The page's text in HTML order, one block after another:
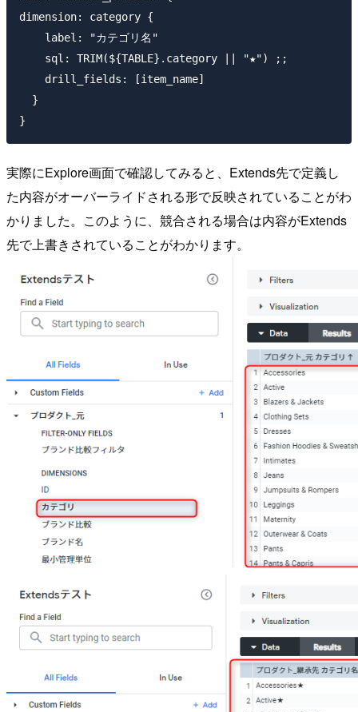
dimension: category {
    label: "カテゴリ名"
    sql: TRIM(${TABLE}.category || "★") ;;
    drill_fields: [item_name]
  }
実際にExplore画面で確認してみると、Extends先で定義し
た内容がオーバーライドされる形で反映されていることがわ
かりました。このように、競合される場合は内容がExtends
先で上書きされていることがわかります。